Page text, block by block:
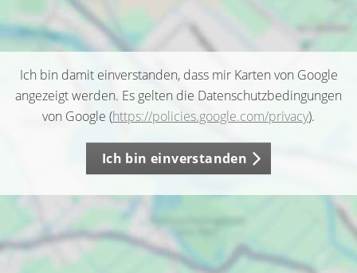
Ich bin damit einverstanden, dass mir Karten von Google
angezeigt werden. Es gelten die Datenschutzbedingungen
von Google (https://policies.google.com/privacy).
Ich bin einverstanden